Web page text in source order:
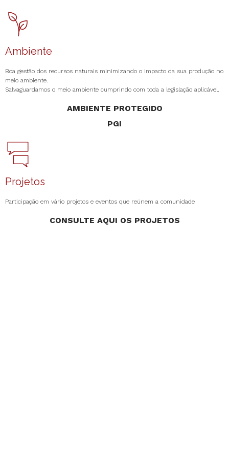
Ambiente
Boa gestão dos recursos naturais minimizando o impacto da sua produção no
meio ambiente.
Salvaguardamos o meio ambiente cumprindo com toda a legislação aplicável.
AMBIENTE PROTEGIDO
PGI
Projetos
Participação em vário projetos e eventos que reúnem a comunidade
CONSULTE AQUI OS PROJETOS